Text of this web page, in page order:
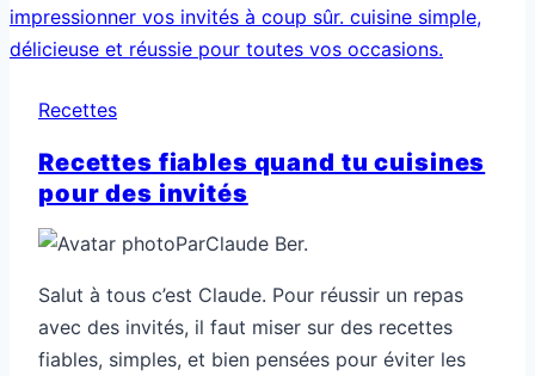
Recettes
Recettes fiables quand tu cuisines
pour des invités
ParClaude Ber.
Salut à tous c’est Claude. Pour réussir un repas
avec des invités, il faut miser sur des recettes
fiables, simples, et bien pensées pour éviter les